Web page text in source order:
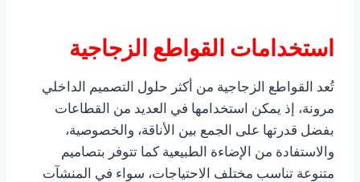
استخدامات القواطع الزجاجية
تُعد القواطع الزجاجية من أكثر حلول التصميم الداخلي
مرونة، إذ يمكن استخدامها في العديد من القطاعات
بفضل قدرتها على الجمع بين الأناقة، والخصوصية،
والاستفادة من الإضاءة الطبيعية كما تتوفر بتصاميم
متنوعة تناسب مختلف الاحتياجات، سواء في المنشآت